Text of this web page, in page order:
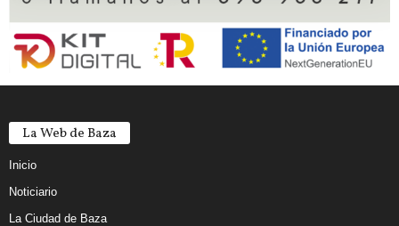
La Web de Baza
Inicio
Noticiario
La Ciudad de Baza